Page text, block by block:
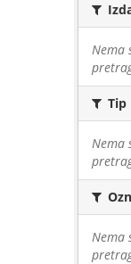
Nema
Tip
Nema
Nema